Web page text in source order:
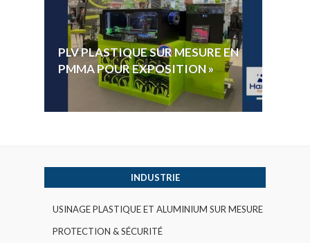
PLV PLASTIQUE SUR MESURE EN
PMMA POUR EXPOSITION »
INDUSTRIE
USINAGE PLASTIQUE ET ALUMINIUM SUR MESURE
PROTECTION & SÉCURITÉ